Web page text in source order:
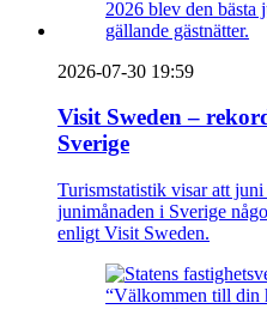
2026-07-30 19:59
Visit Sweden –
Sverige
Turismstatistik visar att
junimånaden i Sverige
enligt Visit Sweden.